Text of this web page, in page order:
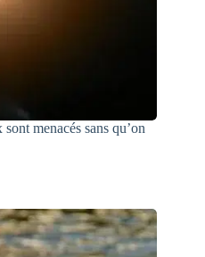
menacés sans qu’on